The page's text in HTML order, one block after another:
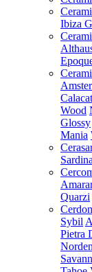
Ibiza
Wood
Glossy
Mania
Sardina
Quarzi
Sybil
Pietra